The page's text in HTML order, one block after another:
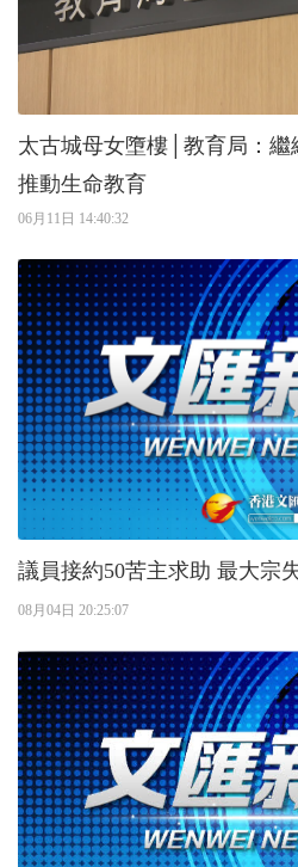
太古城母女墮樓│教育局：
推動生命教育
06月11日 14:40:32
議員接約50苦主
08月04日 20:25:07